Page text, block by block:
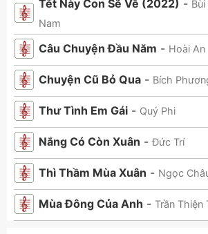
Tết Này Con Sẽ Về (2022) -
Nam
Câu Chuyện Đầu Năm - Hoài An
Chuyện Cũ Bỏ Qua - Bích
Thư Tình Em Gái - Quý Phi
Nắng Có Còn Xuân -Đức Trí
Thì Thầm Mùa Xuân - Ngọc
Mùa Đông Của Anh - Trần Thiện